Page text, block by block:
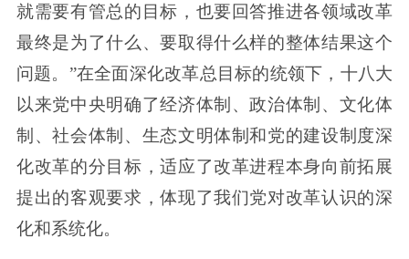
就需要有管总的目标，也要回答推进各领域改革
最终是为了什么、要取得什么样的整体结果这个
问题。”在全面深化改革总目标的统领下，十八大
以来党中央明确了经济体制、政治体制、文化体
制、社会体制、生态文明体制和党的建设制度深
化改革的分目标，适应了改革进程本身向前拓展
提出的客观要求，体现了我们党对改革认识的深
化和系统化。